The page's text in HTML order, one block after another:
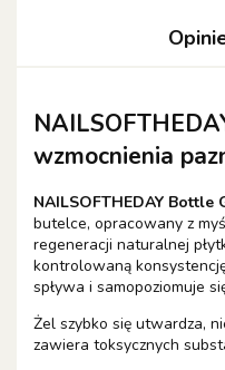
wzmocnienia
NAILSOFTHEDAY Bottle
butelce, opracowany z
regeneracji naturalnej
kontrolowaną
spływa i samopoziomuje
Żel szybko się utwardza,
zawiera toksycznych